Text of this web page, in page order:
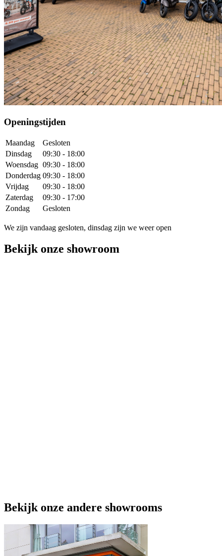
Openingstijden
Maandag
Gesloten
Dinsdag
09:30 - 18:00
Woensdag 09:30 - 18:00
Donderdag 09:30 - 18:00
Vrijdag
09:30 - 18:00
Zaterdag
09:30 - 17:00
Zondag
Gesloten
We zijn vandaag gesloten, dinsdag zijn we weer open
Bekijk onze showroom
Bekijk onze andere showrooms